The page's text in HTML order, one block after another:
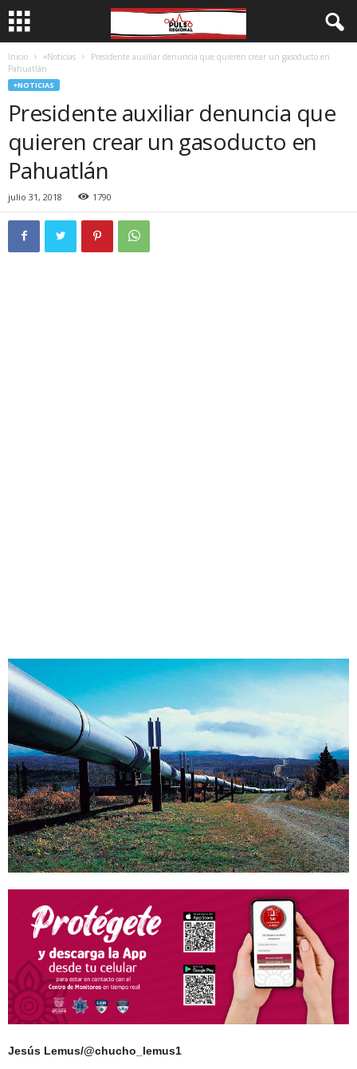
Inicio +Noticias
Presidente auxiliar denuncia que quieren crear un gasoducto en
Pahuatlán
+NOTICIAS
Presidente auxiliar denuncia que
quieren crear un gasoducto en
Pahuatlán
julio 31, 2018 1790
Jesús Lemus/@chucho_lemus1